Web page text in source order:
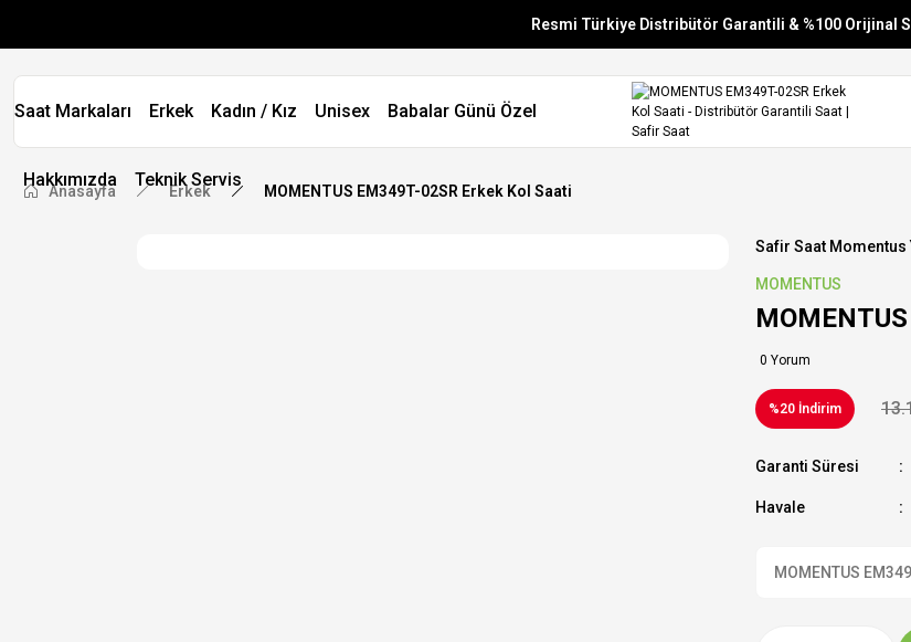
Resmi Türkiye Distribütör Garantili & %100 Orijinal
Vade Farksız 6 Taksit
Aynı Gün Stoktan Gönderim
Saat Markaları Erkek Kadın / Kız Unisex Babalar Günü Özel
Hakkımızda Teknik Servis
Anasayfa Erkek MOMENTUS EM349T-02SR Erkek Kol Saati
Safir Saat Momentus
MOMENTUS
0 Yorum
%20 İndirim
Garanti Süresi
Havale
MOMENTUS